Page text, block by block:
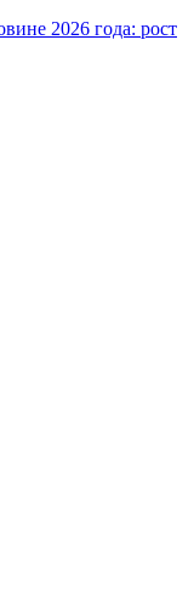
2026 года: рост